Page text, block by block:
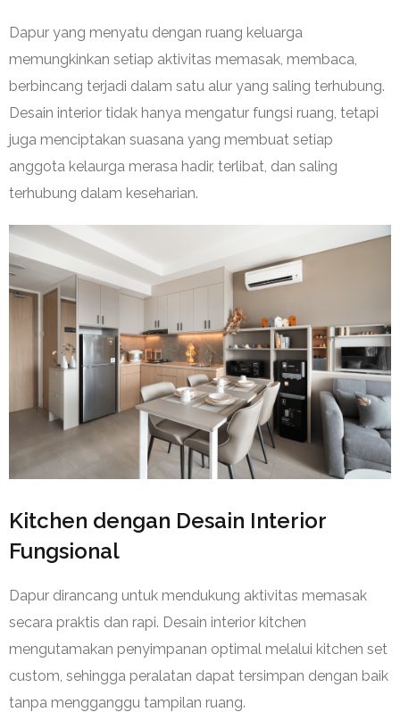
Dapur yang menyatu dengan ruang keluarga
memungkinkan setiap aktivitas memasak, membaca,
berbincang terjadi dalam satu alur yang saling terhubung.
Desain interior tidak hanya mengatur fungsi ruang, tetapi
juga menciptakan suasana yang membuat setiap
anggota kelaurga merasa hadir, terlibat, dan saling
terhubung dalam keseharian.
Kitchen dengan Desain Interior
Fungsional
Dapur dirancang untuk mendukung aktivitas memasak
secara praktis dan rapi. Desain interior kitchen
mengutamakan penyimpanan optimal melalui kitchen set
custom, sehingga peralatan dapat tersimpan dengan baik
tanpa mengganggu tampilan ruang.